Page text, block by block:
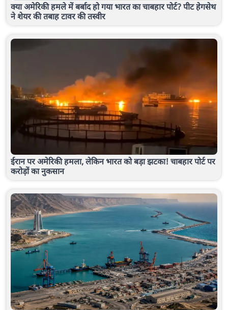
क्या अमेरिकी हमले में बर्बाद हो गया भारत का चाबहार पोर्ट? पीट हेगसेथ
ने शेयर की तबाह टावर की तस्वीर
ईरान पर अमेरिकी हमला, लेकिन भारत को बड़ा झटका! चाबहार पोर्ट पर
करोड़ों का नुकसान